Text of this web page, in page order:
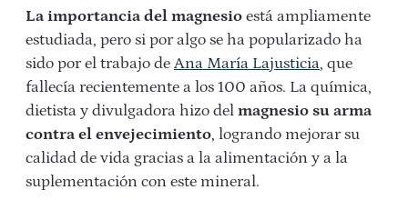
La importancia del magnesio está ampliamente
estudiada, pero si por algo se ha popularizado ha
sido por el trabajo de Ana María Lajusticia, que
fallecía recientemente a los 100 años. La química,
dietista y divulgadora hizo del magnesio su arma
contra el envejecimiento, logrando mejorar su
calidad de vida gracias a la alimentación y a la
suplementación con este mineral.